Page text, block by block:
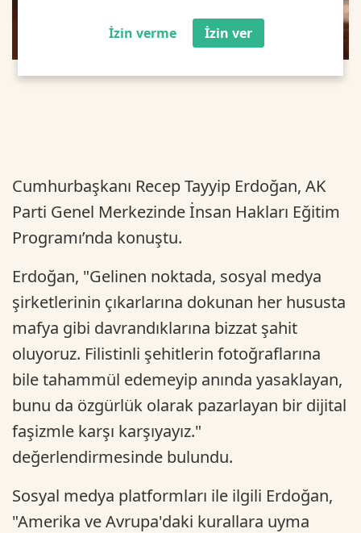
İzin verme İzin ver
Cumhurbaşkanı Recep Tayyip Erdoğan, AK
Parti Genel Merkezinde İnsan Hakları Eğitim
Programı’nda konuştu.
Erdoğan, "Gelinen noktada, sosyal medya
şirketlerinin çıkarlarına dokunan her hususta
mafya gibi davrandıklarına bizzat şahit
oluyoruz. Filistinli şehitlerin fotoğraflarına
bile tahammül edemeyip anında yasaklayan,
bunu da özgürlük olarak pazarlayan bir dijital
faşizmle karşı karşıyayız."
değerlendirmesinde bulundu.
Sosyal medya platformları ile ilgili Erdoğan,
"Amerika ve Avrupa'daki kurallara uyma